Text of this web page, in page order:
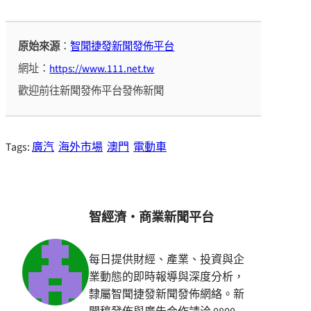
原始來源：智聞捷發新聞發佈平台
網址： https://www.111.net.tw
歡迎前往新聞發佈平台發佈新聞
Tags:廣汽 海外市場 澳門 電動車
智經濟・商業新聞平台
每日提供財經、產業、投資與企
業動態的即時報導與深度分析，
隸屬智聞捷發新聞發佈網絡。新